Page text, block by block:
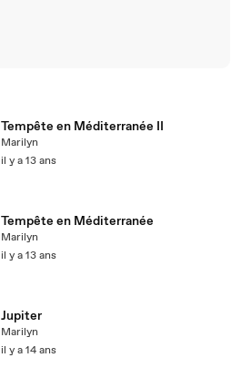
Tempête en Méditerranée II
Marilyn
il y a 13 ans
Tempête en Méditerranée
Marilyn
il y a 13 ans
Jupiter
Marilyn
il y a 14 ans